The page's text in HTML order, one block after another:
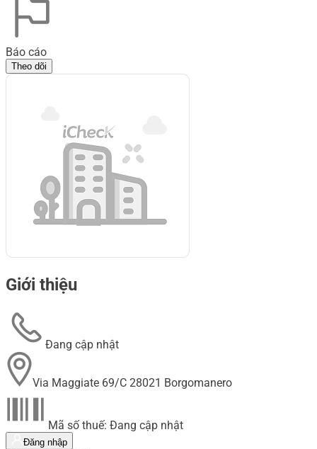
Báo cáo
Theo dõi
Giới thiệu
Đang cập nhật
Via Maggiate 69/C 28021 Borgomanero
Mã số thuế: Đang cập nhật
Đăng nhập